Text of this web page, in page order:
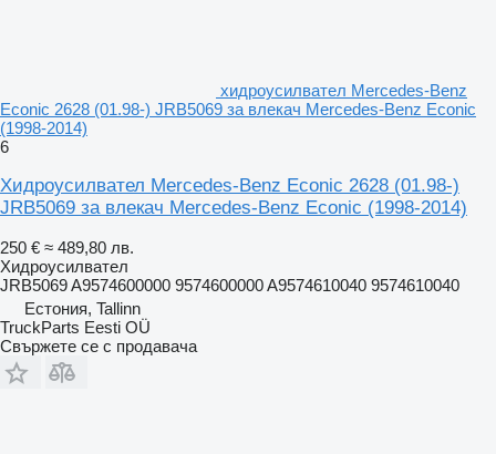
хидроусилвател Mercedes-Benz
Econic 2628 (01.98-) JRB5069 за влекач Mercedes-Benz Econic
(1998-2014)
6
Хидроусилвател Mercedes-Benz Econic 2628 (01.98-)
JRB5069 за влекач Mercedes-Benz Econic (1998-2014)
250 € ≈ 489,80 лв.
Хидроусилвател
JRB5069 A9574600000 9574600000 A9574610040 9574610040
Естония, Tallinn
TruckParts Eesti OÜ
Свържете се с продавача